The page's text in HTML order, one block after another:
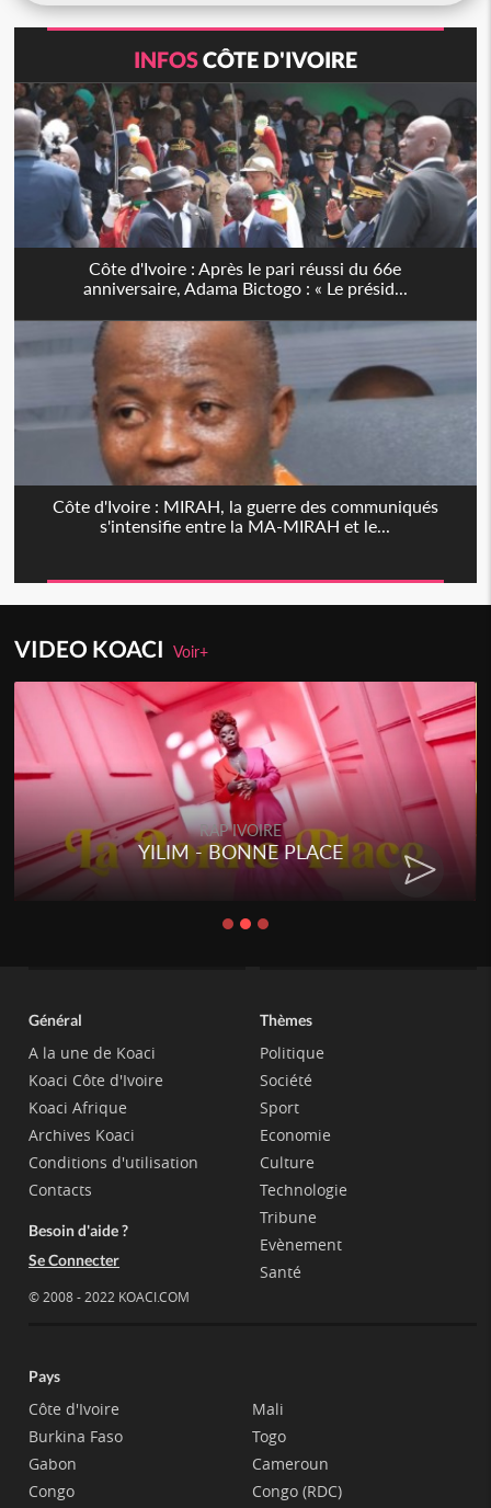
INFOSCÔTE D'IVOIRE
Côte d'Ivoire : Après le pari réussi du 66e
anniversaire, Adama Bictogo : « Le présid...
Côte d'Ivoire : MIRAH, la guerre des communiqués
s'intensifie entre la MA-MIRAH et le...
VIDEO KOACIVoir+
RAP IVOIRE
YILIM - BONNE PLACE
Général
A la une de Koaci
Koaci Côte d'Ivoire
Koaci Afrique
Archives Koaci
Conditions d'utilisation
Contacts
Besoin d'aide ?
Se Connecter
© 2008 - 2022 KOACI.COM
Thèmes
Politique
Société
Sport
Economie
Culture
Technologie
Tribune
Evènement
Santé
Pays
Côte d'Ivoire
Burkina Faso
Gabon
Congo
Mali
Togo
Cameroun
Congo (RDC)